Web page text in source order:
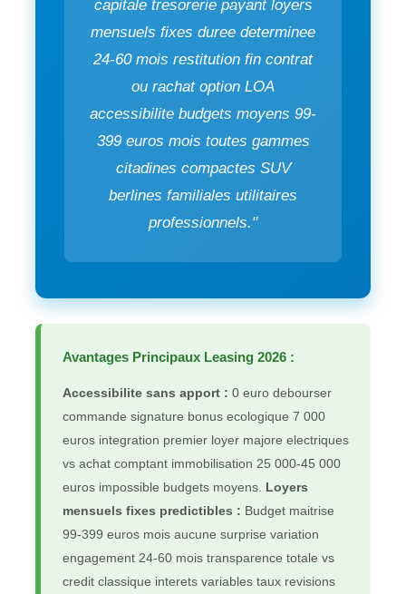
capitale tresorerie payant loyers
mensuels fixes duree determinee
24-60 mois restitution fin contrat
ou rachat option LOA
accessibilite budgets moyens 99-
399 euros mois toutes gammes
citadines compactes SUV
berlines familiales utilitaires
professionnels."
Avantages Principaux Leasing 2026 :
Accessibilite sans apport : 0 euro debourser
commande signature bonus ecologique 7 000
euros integration premier loyer majore electriques
vs achat comptant immobilisation 25 000-45 000
euros impossible budgets moyens. Loyers
mensuels fixes predictibles : Budget maitrise
99-399 euros mois aucune surprise variation
engagement 24-60 mois transparence totale vs
credit classique interets variables taux revisions